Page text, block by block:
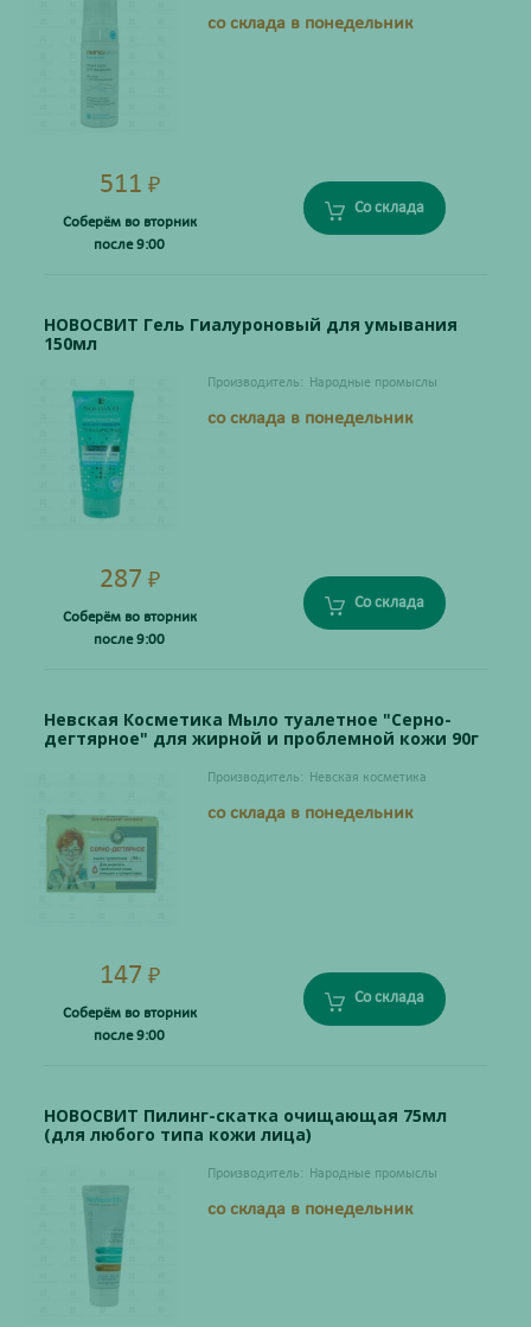
со склада в понедельник
511 ₽
Соберём во вторник
после 9:00
Со склада
НОВОСВИТ Гель Гиалуроновый для умывания
150мл
Производитель: Народные промыслы
со склада в понедельник
287 ₽
Соберём во вторник
после 9:00
Со склада
Невская Косметика Мыло туалетное "Серно-
дегтярное" для жирной и проблемной кожи 90г
Производитель: Невская косметика
со склада в понедельник
147 ₽
Соберём во вторник
после 9:00
Со склада
НОВОСВИТ Пилинг-скатка очищающая 75мл
(для любого типа кожи лица)
Производитель: Народные промыслы
со склада в понедельник